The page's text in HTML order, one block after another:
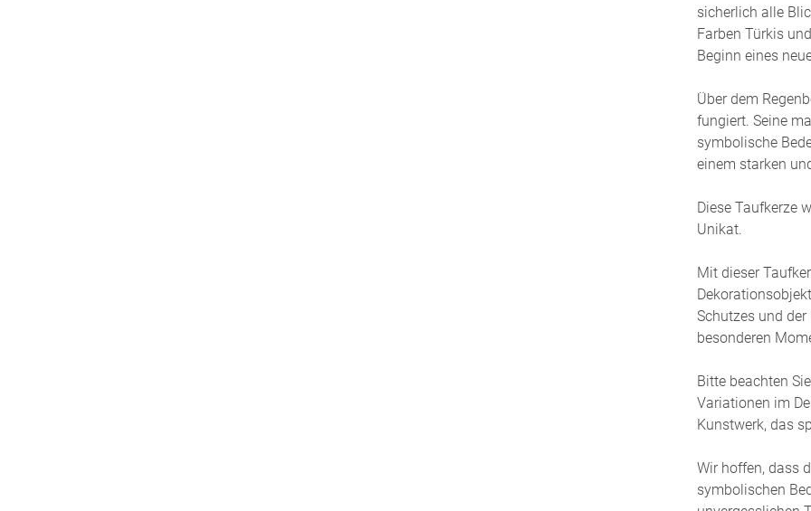
sicherlich alle
Farben Türkis
Beginn eines
Über dem
fungiert. Seine
symbolische
einem starken
Diese Taufkerze
Unikat.
Mit dieser
Schutzes und
besonderen
Bitte beachten
Variationen im
Kunstwerk, das
Wir hoffen, dass
symbolischen